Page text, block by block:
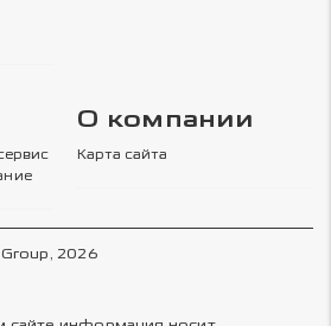
О компании
Карта сайта
2026